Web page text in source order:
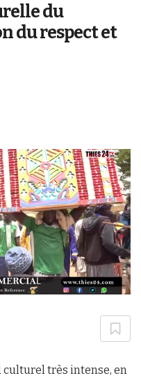
du
du respect et
culturel très intense, en